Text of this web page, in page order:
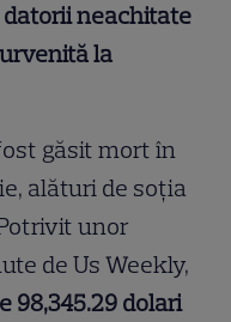
neachitate
la
găsit mort în
alături de soția
unor
de Us Weekly,
98,345.29 dolari